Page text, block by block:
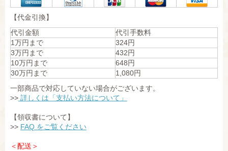
【代金引換】
代引金額
代引手数料
1万円まで
324円
3万円まで
432円
10万円まで
648円
30万円まで
1,080円
一部商品で対応していない場合がございます。
>>詳しくは「支払い方法について」
【領収書について】
>> FAQ をご覧ください
＜配送＞